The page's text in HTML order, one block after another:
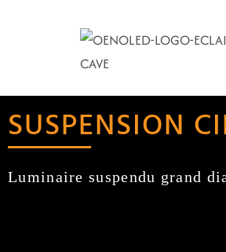
SUSPENSION
Luminaire suspendu grand